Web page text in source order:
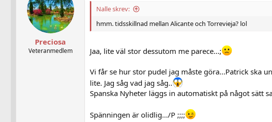
Preciosa
Veteranmedlem
Nalle skrev:
hmm. tidsskillnad mellan Alicante och Torrevieja? lol
Jaa, lite väl stor dessutom me parece...;
Vi får se hur stor pudel jag måste göra...Patrick ska
lite. Jag såg vad jag såg..
Spanska Nyheter läggs in automatiskt på något sätt
Spänningen är olidlig.../P ;;;;